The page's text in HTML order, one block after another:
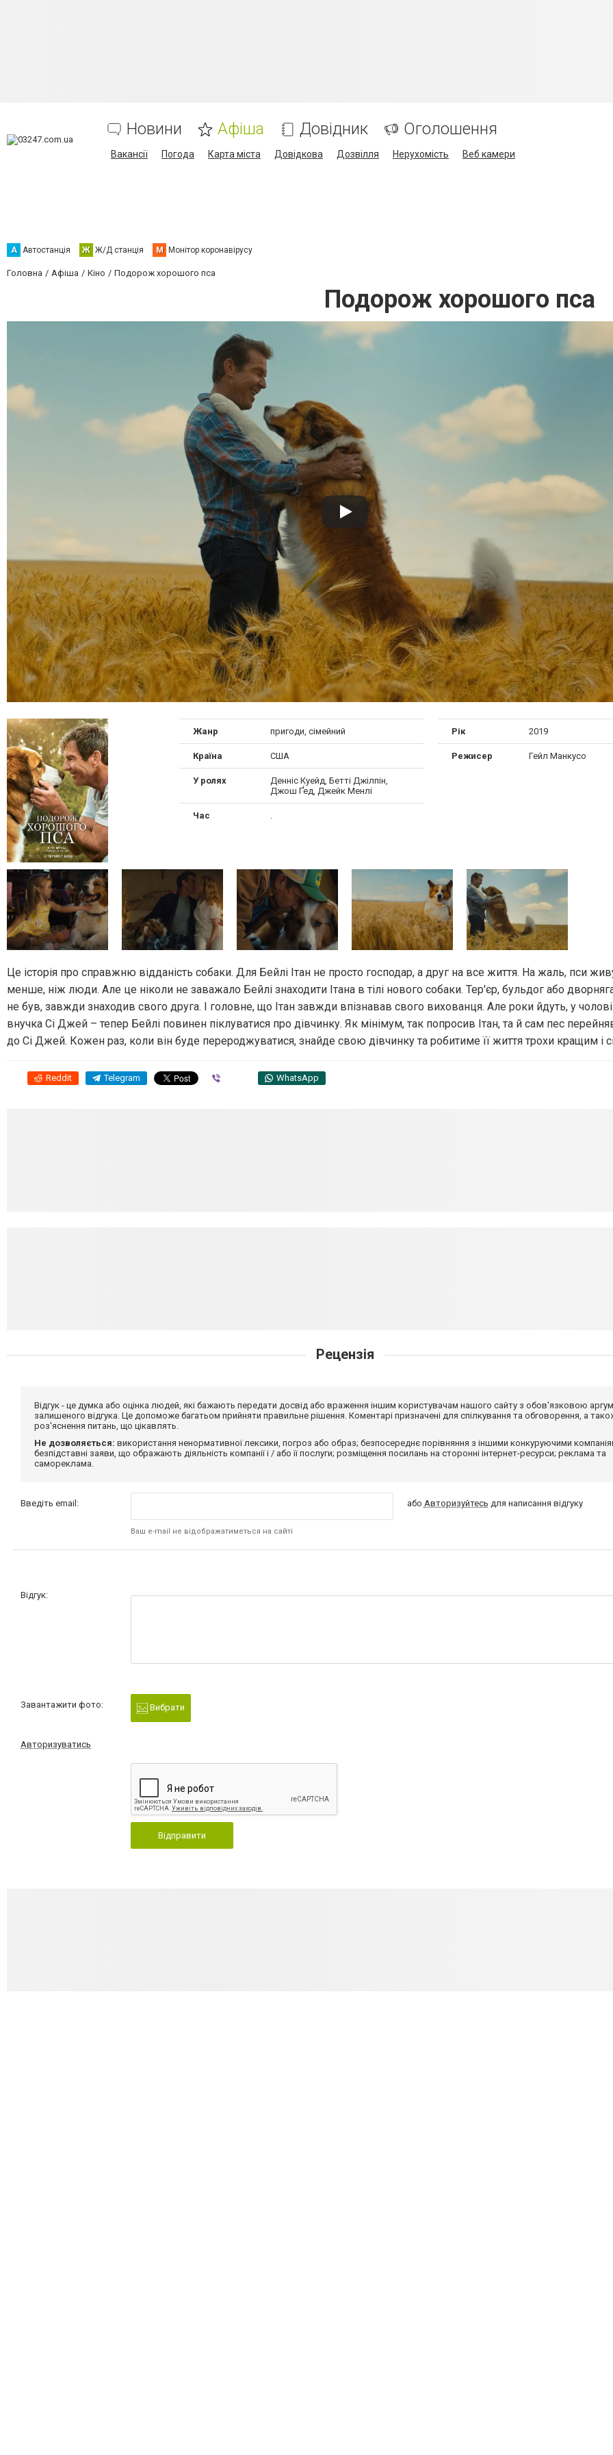
Новини Афіша Довідник Оголошення
Вакансії Погода Карта міста Довідкова Дозвілля Нерухомість Веб камери
А Автостанція Ж Ж/Д станція М Монітор коронавірусу
Головна Афіша Кіно Подорож хорошого пса
Подорож хорошого пса
Жанр пригоди, сімейний
Країна США
У ролях
Денніс Куейд, Бетті Джілпін,
Джош Ґед, Джейк Менлі
Рік 2019
Режисер Гейл Манкусо
Час
Це історія про справжню відданість собаки. Для Бейлі Ітан не просто господар, а друг на все життя. На жаль, пси
менше, ніж люди. Але це ніколи не заважало Бейлі знаходити Ітана в тілі нового собаки. Тер'єр, бульдог або
не був, завжди знаходив свого друга. І головне, що Ітан завжди впізнавав свого вихованця. Але роки йдуть, у
внучка Сі Джей – тепер Бейлі повинен піклуватися про дівчинку. Як мінімум, так попросив Ітан, та й сам пес
до Сі Джей. Кожен раз, коли він буде перероджуватися, знайде свою дівчинку та робитиме її життя трохи кращим і
Reddit Telegram WhatsApp
Рецензія
Відгук - це думка або оцінка людей, які бажають передати досвід або враження іншим користувачам нашого сайту з обов'язковою
залишеного відгука. Це допоможе багатьом прийняти правильне рішення. Коментарі призначені для спілкування та обговорення, а
роз'яснення питань, що цікавлять.
Не дозволяється: використання ненормативної лексики, погроз або образ; безпосереднє порівняння з іншими конкуруючими
безпідставні заяви, що ображають діяльність компанії і / або її послуги; розміщення посилань на сторонні інтернет-ресурси; реклама та
самореклама.
Введіть email:
Ваш e-mail не відображатиметься на сайті
або Авторизуйтесь для написання відгуку
Відгук:
Завантажити фото: Вибрати
Авторизуватись
Відправити